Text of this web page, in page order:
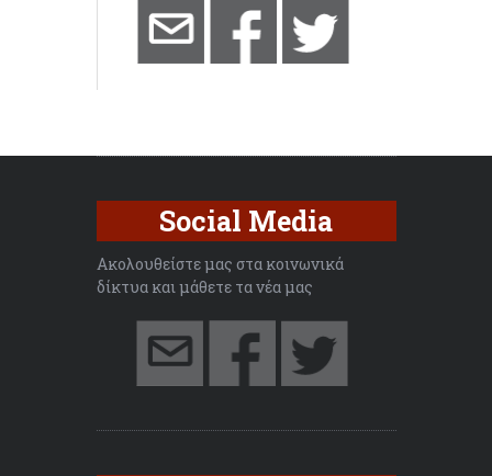
Social Media
Ακολουθείστε μας στα κοινωνικά
δίκτυα και μάθετε τα νέα μας